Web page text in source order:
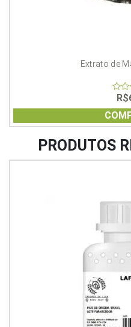
Extrato de
of
5
R$
PRODUTOS